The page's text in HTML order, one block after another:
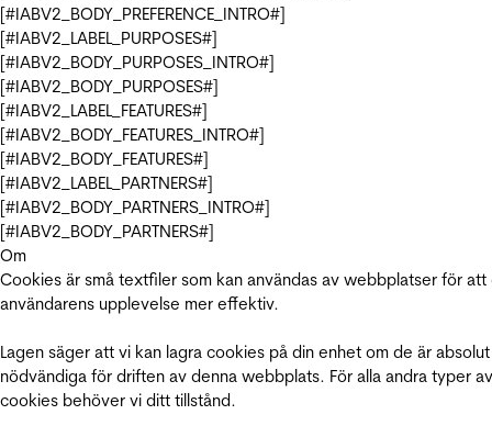
[#IABV2_BODY_PREFERENCE_INTRO#]
[#IABV2_LABEL_PURPOSES#]
[#IABV2_BODY_PURPOSES_INTRO#]
[#IABV2_BODY_PURPOSES#]
[#IABV2_LABEL_FEATURES#]
[#IABV2_BODY_FEATURES_INTRO#]
[#IABV2_BODY_FEATURES#]
[#IABV2_LABEL_PARTNERS#]
[#IABV2_BODY_PARTNERS_INTRO#]
[#IABV2_BODY_PARTNERS#]
Om
Cookies är små textfiler som kan användas av webbplatser för att
användarens upplevelse mer effektiv.
Lagen säger att vi kan lagra cookies på din enhet om de är absolut
nödvändiga för driften av denna webbplats. För alla andra typer av
cookies behöver vi ditt tillstånd.